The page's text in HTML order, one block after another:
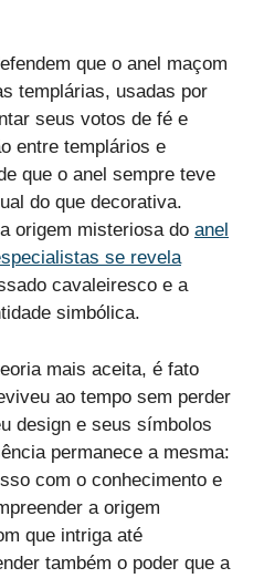
que o anel maçom
templárias, usadas por
seus votos de fé e
entre templários e
que o anel sempre teve
do que decorativa.
origem misteriosa do anel
se revela
cavaleiresco e a
simbólica.
mais aceita, é fato
ao tempo sem perder
design e seus símbolos
permanece a mesma:
com o conhecimento e
a origem
que intriga até
também o poder que a